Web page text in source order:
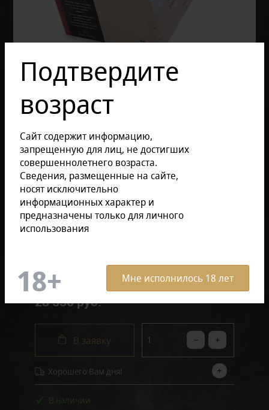
Подтвердите
возраст
Сайт содержит информацию,
запрещенную для лиц, не достигших
совершеннолетнего возраста.
Сведения, размещенные на сайте,
носят исключительно
информационных характер и
предназначены только для личного
использования
Мне исполнилось 18 лет
Отзывов: 0
Размер продукции:
В коробке (12 штук)
28 536 руб.
В заявку
Хорошего Вам дня!
В наличии